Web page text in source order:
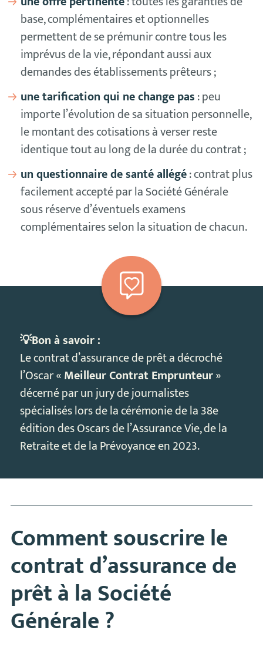
base, complémentaires et optionnelles
permettent de se prémunir contre tous les
imprévus de la vie, répondant aussi aux
demandes des établissements prêteurs ;
une tarification qui ne change pas: peu
importe l’évolution de sa situation personnelle,
le montant des cotisations à verser reste
identique tout au long de la durée du contrat ;
un questionnaire de santé allégé: contrat plus
facilement accepté par la Société Générale
sous réserve d’éventuels examens
complémentaires selon la situation de chacun.
💡Bon à savoir :
Le contrat d’assurance de prêt a décroché
l’Oscar «Meilleur Contrat Emprunteur»
décerné par un jury de journalistes
spécialisés lors de la cérémonie de la 38e
édition des Oscars de l’Assurance Vie, de la
Retraite et de la Prévoyance en 2023.
Comment souscrire le
contrat d’assurance de
prêt à la Société
Générale ?